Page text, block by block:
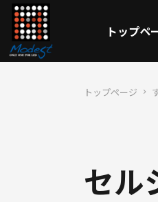
トップペ
トップページ
セル